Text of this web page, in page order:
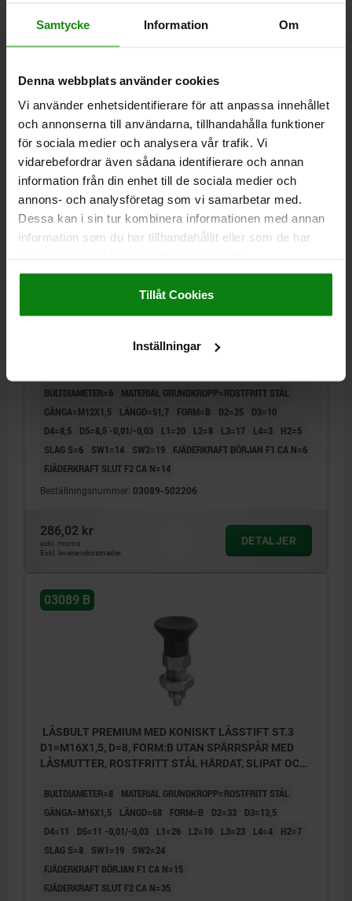
Samtycke Information Om
Denna webbplats använder cookies
Vi använder enhetsidentifierare för att anpassa innehållet
och annonserna till användarna, tillhandahålla funktioner
för sociala medier och analysera vår trafik. Vi
vidarebefordrar även sådana identifierare och annan
information från din enhet till de sociala medier och
annons- och analysföretag som vi samarbetar med.
Dessa kan i sin tur kombinera informationen med annan
information som du har tillhandahållit eller som de har
Impressum|Dataskydd|AGB
Tillåt Cookies
Inställningar
D5=6 -0,01/-0,02
L2=7 L3=15
SLAG S=5
SW1=13 SW2=17
Beställningsnummer:
257,43 kr
exkl. moms
DETALJER
03089 B
D1=M12X1,5, D=6, FORM:B UTAN SPÄRRSPÅR MED
BLANKT, KOMP:TERMOPLAST SVARTGRÅ RAL7021
BULTDIAMETER=6
MATERIAL GRUNDKROPP=ROSTFRITT STÅL
GÄNGA=M12X1,5
LÄNGD=51,7 FORM=B D2=25
D3=10
D4=8,5
D5=8,5 -0,01/-0,03 L1=20 L2=8 L3=17 L4=3
H2=5
SLAG S=6
SW1=14 SW2=19
FJÄDERKRAFT BÖRJAN F1 CA N=6
FJÄDERKRAFT SLUT F2 CA N=14
Beställningsnummer: 03089-502206
286,02 kr
exkl. moms
Exkl. leveranskostnader
DETALJER
03089 B
LÅSBULT PREMIUM MED KONISKT LÅSSTIFT ST.3
D1=M16X1,5, D=8, FORM:B UTAN SPÄRRSPÅR MED
LÅSMUTTER, ROSTFRITT STÅL HÄRDAT, SLIPAT OCH
BULTDIAMETER=8
MATERIAL GRUNDKROPP=ROSTFRITT STÅL
GÄNGA=M16X1,5
LÄNGD=68 FORM=B D2=33
D3=13,5
D4=11
D5=11 -0,01/-0,03 L1=26 L2=10 L3=23 L4=4
H2=7
SLAG S=8
SW1=19
SW2=24
FJÄDERKRAFT BÖRJAN F1 CA N=15
FJÄDERKRAFT SLUT F2 CA N=35